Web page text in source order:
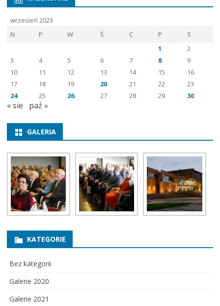
wrzesień 2023
N
P W Ś C P
S
1
2
3
4 5 6 7 8
9
10
11 12 13 14 15
16
17
18 19 20 21 22
23
24
25 26 27 28 29 30
« sie paź »
GALERIA
KATEGORIE
Bez kategorii
Galerie 2020
Galerie 2021